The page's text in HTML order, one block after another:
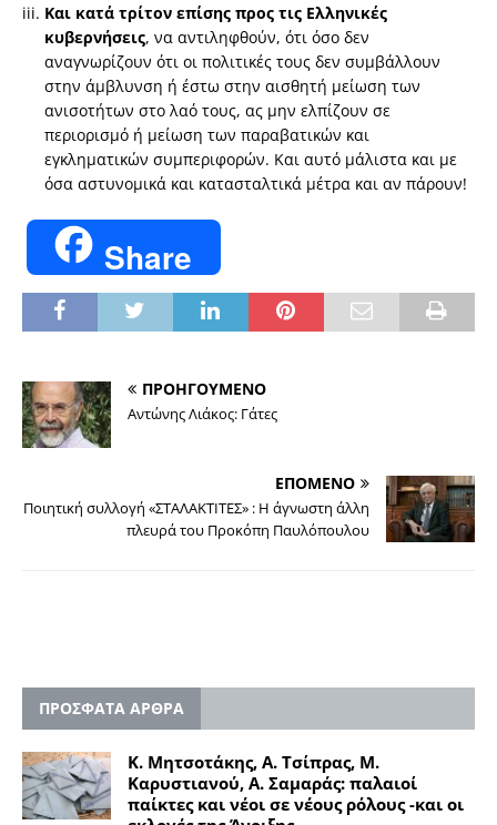
Και κατά τρίτον επίσης προς τις Ελληνικές
κυβερνήσεις, να αντιληφθούν, ότι όσο δεν
αναγνωρίζουν ότι οι πολιτικές τους δεν συμβάλλουν
στην άμβλυνση ή έστω στην αισθητή μείωση των
ανισοτήτων στο λαό τους, ας μην ελπίζουν σε
περιορισμό ή μείωση των παραβατικών και
εγκληματικών συμπεριφορών. Και αυτό μάλιστα και με
όσα αστυνομικά και κατασταλτικά μέτρα και αν πάρουν!
Share
ΠΡΟΗΓΟΥΜΕΝΟ
Αντώνης Λιάκος: Γάτες
ΕΠΟΜΕΝΟ
Ποιητική συλλογή «ΣΤΑΛΑΚΤΙΤΕΣ» : Η άγνωστη άλλη
πλευρά του Προκόπη Παυλόπουλου
ΠΡΟΣΦΑΤΑ ΑΡΘΡΑ
Κ. Μητσοτάκης, Α. Τσίπρας, Μ.
Καρυστιανού, Α. Σαμαράς: παλαιοί
παίκτες και νέοι σε νέους ρόλους -και οι